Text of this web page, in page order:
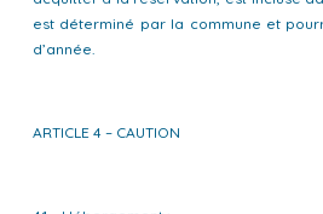
est déterminé par la commune et
d’année.
ARTICLE 4 – CAUTION